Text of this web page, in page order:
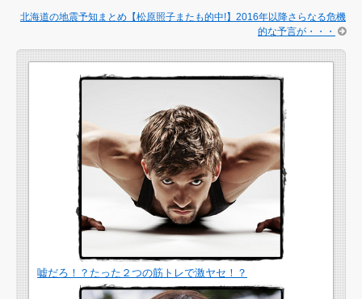
北海道の地震予知まとめ【松原照子またも的中!】2016年以降さらなる危機
的な予言が・・・
嘘だろ！？たった２つの筋トレで激ヤセ！？